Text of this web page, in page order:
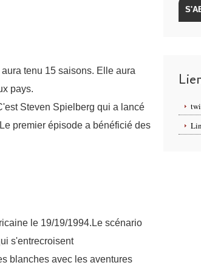
tenu 15 saisons. Elle aura
pays.
Steven Spielberg qui a lancé
premier épisode a bénéficié des
le 19/19/1994.Le scénario
s'entrecroisent
blanches avec les aventures